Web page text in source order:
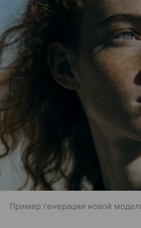
Пример генерации новой